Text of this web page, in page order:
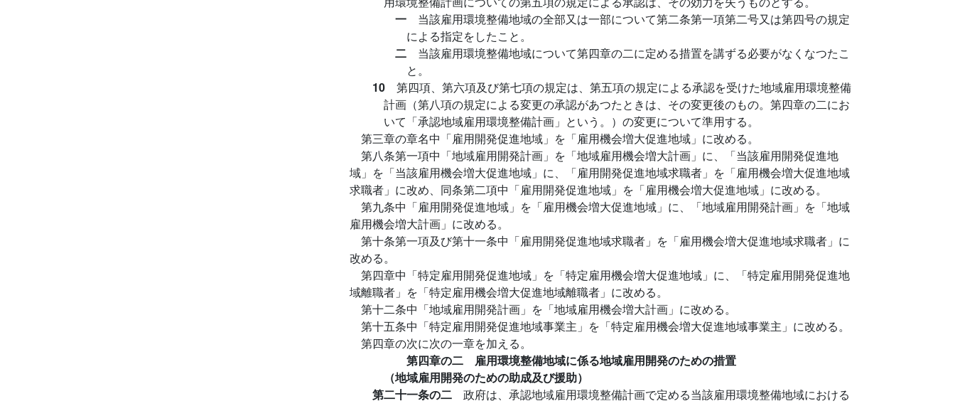
一 当該雇用環境整備地域の全部又は一部について第二条第一項第二号又は第四号の規定
による指定をしたこと。
二 当該雇用環境整備地域について第四章の二に定める措置を講ずる必要がなくなつたこ
と。
10 第四項、第六項及び第七項の規定は、第五項の規定による承認を受けた地域雇用環境整備
計画（第八項の規定による変更の承認があつたときは、その変更後のもの。第四章の二にお
いて「承認地域雇用環境整備計画」という。）の変更について準用する。
第三章の章名中「雇用開発促進地域」を「雇用機会増大促進地域」に改める。
第八条第一項中「地域雇用開発計画」を「地域雇用機会増大計画」に、「当該雇用開発促進地
域」を「当該雇用機会増大促進地域」に、「雇用開発促進地域求職者」を「雇用機会増大促進地域
求職者」に改め、同条第二項中「雇用開発促進地域」を「雇用機会増大促進地域」に改める。
第九条中「雇用開発促進地域」を「雇用機会増大促進地域」に、「地域雇用開発計画」を「地域
雇用機会増大計画」に改める。
第十条第一項及び第十一条中「雇用開発促進地域求職者」を「雇用機会増大促進地域求職者」に
改める。
第四章中「特定雇用開発促進地域」を「特定雇用機会増大促進地域」に、「特定雇用開発促進地
域離職者」を「特定雇用機会増大促進地域離職者」に改める。
第十二条中「地域雇用開発計画」を「地域雇用機会増大計画」に改める。
第十五条中「特定雇用開発促進地域事業主」を「特定雇用機会増大促進地域事業主」に改める。
第四章の次に次の一章を加える。
第四章の二 雇用環境整備地域に係る地域雇用開発のための措置
（地域雇用開発のための助成及び援助）
第二十一条の二 政府は、承認地域雇用環境整備計画で定める当該雇用環境整備地域における